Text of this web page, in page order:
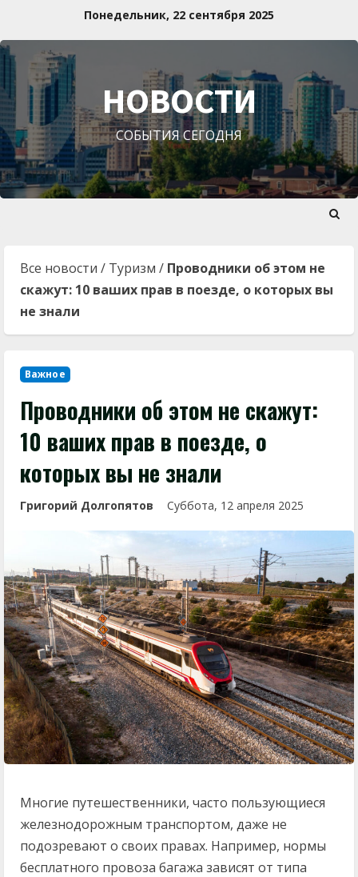
содержимому
Понедельник, 22 сентября 2025
НОВОСТИ
СОБЫТИЯ СЕГОДНЯ
Все новости / Туризм / Проводники об этом не
скажут: 10 ваших прав в поезде, о которых вы
не знали
Важное
Проводники об этом не скажут:
10 ваших прав в поезде, о
которых вы не знали
Григорий Долгопятов Суббота, 12 апреля 2025
Многие путешественники, часто пользующиеся
железнодорожным транспортом, даже не
подозревают о своих правах. Например, нормы
бесплатного провоза багажа зависят от типа